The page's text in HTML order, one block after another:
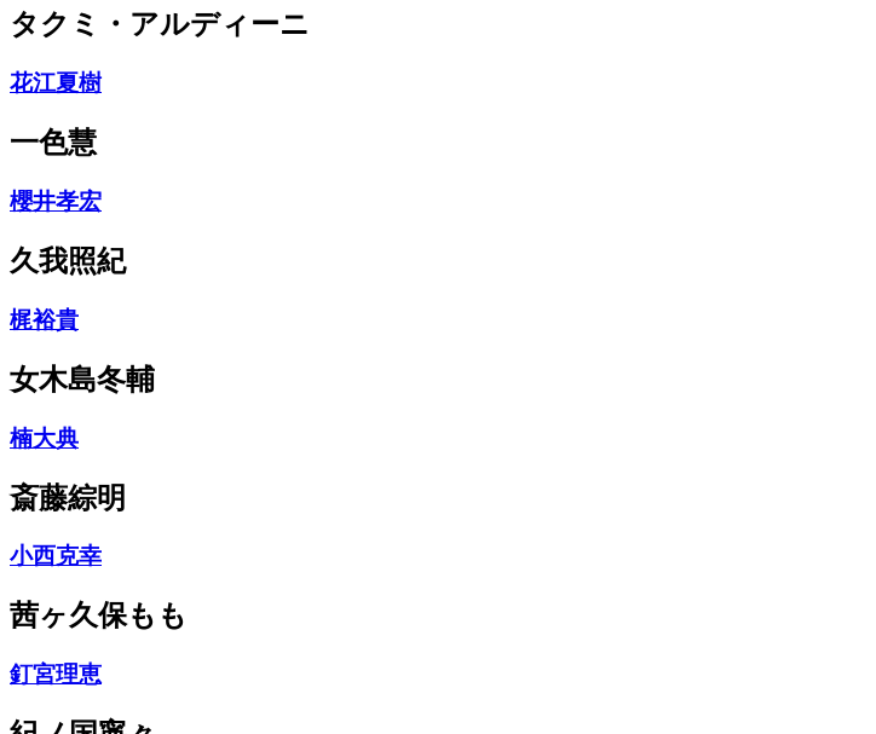
タクミ・アルディーニ
花江夏樹
一色慧
櫻井孝宏
久我照紀
梶裕貴
女木島冬輔
楠大典
斎藤綜明
小西克幸
茜ヶ久保もも
釘宮理恵